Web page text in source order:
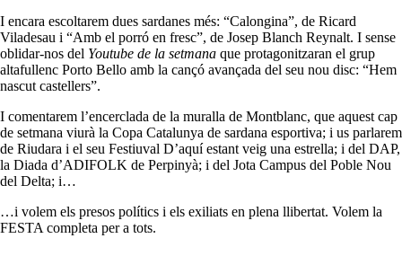
I encara escoltarem dues sardanes més: “Calongina”, de Ricard
Viladesau i “Amb el porró en fresc”, de Josep Blanch Reynalt. I sense
oblidar-nos del Youtube de la setmana que protagonitzaran el grup
altafullenc Porto Bello amb la cançó avançada del seu nou disc: “Hem
nascut castellers”.
I comentarem l’encerclada de la muralla de Montblanc, que aquest cap
de setmana viurà la Copa Catalunya de sardana esportiva; i us parlarem
de Riudara i el seu Festiuval D’aquí estant veig una estrella; i del DAP,
la Diada d’ADIFOLK de Perpinyà; i del Jota Campus del Poble Nou
del Delta; i…
…i volem els presos polítics i els exiliats en plena llibertat. Volem la
FESTA completa per a tots.